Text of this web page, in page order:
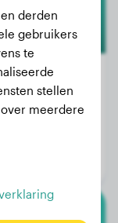
24 kg
derden
gebruikers
te
stellen
meerdere